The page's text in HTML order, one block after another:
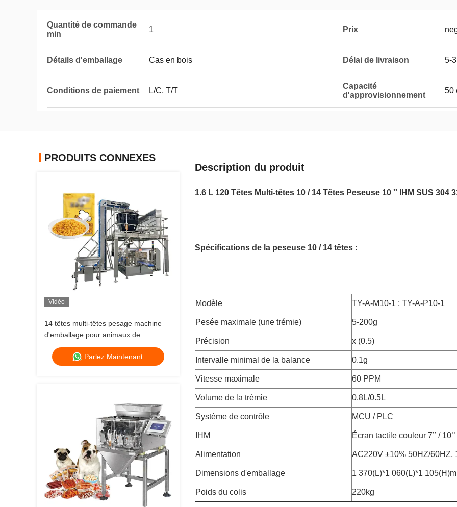
Quantité de commande
min
1 Prix
Détails d'emballage Cas en bois Délai de livraison 5-
Conditions de paiement L/C, T/T
Capacité
d'approvisionnement
50
PRODUITS CONNEXES
Vidéo
14 têtes multi-têtes pesage machine
d'emballage pour animaux de
compagnie poisson chiot chien chat
usine de pesage alimentaire 120 g 240
g 400 g 1 kg machine d'emballage
Parlez Maintenant.
Description du produit
1.6 L 120 Têtes Multi-têtes 10 / 14 Têtes Peseuse 10 '' IHM SUS 304
Spécifications de la peseuse 10 / 14 têtes :
Modèle TY-A-M10-1 ; TY-A-P10-1
Pesée maximale (une trémie) 5-200g
Précision x (0.5)
Intervalle minimal de la balance 0.1g
Vitesse maximale 60 PPM
Volume de la trémie 0.8L/0.5L
Système de contrôle MCU / PLC
IHM Écran tactile couleur 7’’ / 10’’
Alimentation AC220V ±10% 50HZ/60HZ,
Dimensions d'emballage 1 370(L)*1 060(L)*1
Poids du colis 220kg